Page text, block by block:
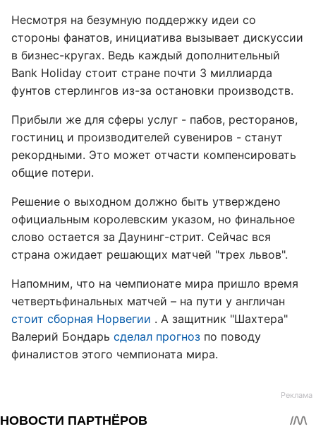
Несмотря на безумную поддержку идеи со
стороны фанатов, инициатива вызывает дискуссии
в бизнес-кругах. Ведь каждый дополнительный
Bank Holiday стоит стране почти 3 миллиарда
фунтов стерлингов из-за остановки производств.
Прибыли же для сферы услуг - пабов, ресторанов,
гостиниц и производителей сувениров - станут
рекордными. Это может отчасти компенсировать
общие потери.
Решение о выходном должно быть утверждено
официальным королевским указом, но финальное
слово остается за Даунинг-стрит. Сейчас вся
страна ожидает решающих матчей "трех львов".
Напомним, что на чемпионате мира пришло время
четвертьфинальных матчей – на пути у англичан
стоит сборная Норвегии . А защитник "Шахтера"
Валерий Бондарь сделал прогноз по поводу
финалистов этого чемпионата мира.